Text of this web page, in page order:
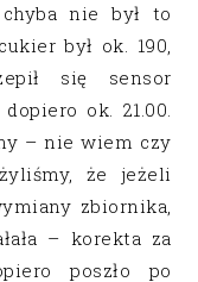
nie był to
był ok. 190,
się sensor
ok. 21.00.
– nie wiem czy
że jeżeli
zbiornika,
– korekta za
poszło po